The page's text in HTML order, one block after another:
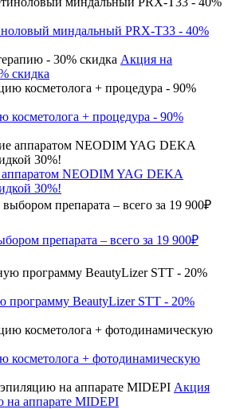
миндальный PRX-T33 - 40%
Акция на
скидка
косметолога + процедура - 90%
NEODIM YAG DEKA
30%!
препарата – всего за 19 900₽
программу BeautyLizer STT - 20%
косметолога + фотодинамическую
Акция
на аппарате MIDEPI